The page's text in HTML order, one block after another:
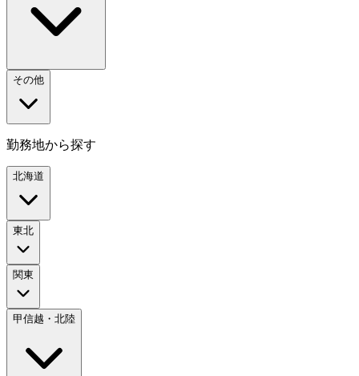
その他
勤務地から探す
北海道
東北
関東
甲信越・北陸